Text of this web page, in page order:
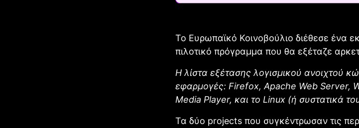
Το Ευρωπαϊκό Κοινοβούλιο διέθεσε ένα
πιλοτικό πρόγραμμα που θα εξέταζε
Η λίστα εξέτασης λογισμικού ανοιχτού
εφαρμογές: Firefox, Apache Web Server,
Media Player, και το Linux (ή συστατικά
Τα δύο projects που συγκέντρωσαν τις